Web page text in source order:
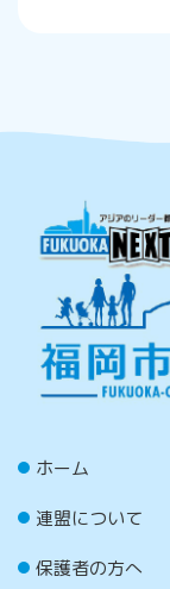
ホーム
連盟について
保護者の方へ